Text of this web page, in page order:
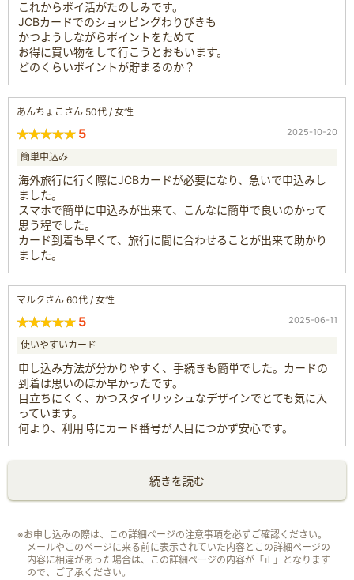
これからポイ活がたのしみです。
JCBカードでのショッピングわりびきも
かつようしながらポイントをためて
お得に買い物をして行こうとおもいます。
どのくらいポイントが貯まるのか？
あんちょこさん 50代 / 女性
5 2025-10-20
簡単申込み
海外旅行に行く際にJCBカードが必要になり、急いで申込みし
ました。
スマホで簡単に申込みが出来て、こんなに簡単で良いのかって
思う程でした。
カード到着も早くて、旅行に間に合わせることが出来て助かり
ました。
マルクさん 60代 / 女性
5 2025-06-11
使いやすいカード
申し込み方法が分かりやすく、手続きも簡単でした。カードの
到着は思いのほか早かったです。
目立ちにくく、かつスタイリッシュなデザインでとても気に入
っています。
何より、利用時にカード番号が人目につかず安心です。
続きを読む
※お申し込みの際は、この詳細ページの注意事項を必ずご確認ください。
メールやこのページに来る前に表示されていた内容とこの詳細ページの
内容に相違があった場合は、この詳細ページの内容が「正」となります
ので、ご了承ください。